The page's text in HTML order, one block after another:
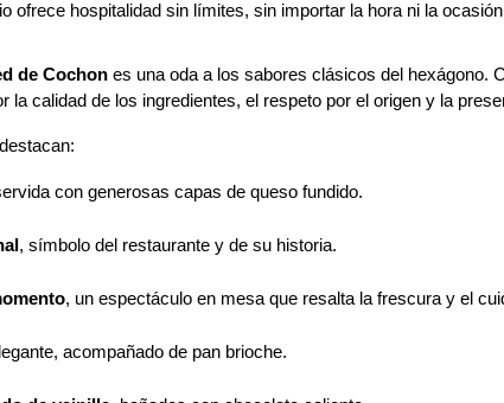
ofrece hospitalidad sin límites, sin importar la hora ni la
de Cochon es una oda a los sabores clásicos del hexágono.
la calidad de los ingredientes, el respeto por el origen y la
con generosas capas de queso fundido.
, símbolo del restaurante y de su historia.
, un espectáculo en mesa que resalta la frescura y el
acompañado de pan brioche.